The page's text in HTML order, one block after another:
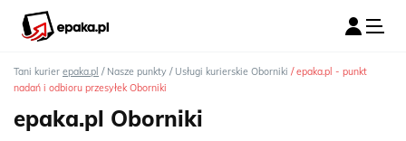
Tani kurier epaka.pl / Nasze punkty / Usługi kurierskie Oborniki / epaka.pl - punkt
nadań i odbioru przesyłek Oborniki
epaka.pl Oborniki